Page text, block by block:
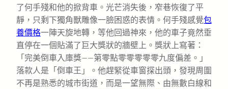
了何手殘和他的掀背車。光芒消失後，窄巷恢復了平
靜，只剩下獨角獸雕像一臉困惑的表情。何手殘感覺包
養價格一陣天旋地轉，等他回過神來，他的車子竟然垂
直停在一個貼滿了巨大獎狀的牆壁上。獎狀上寫著：
「完美倒車入庫獎——第零點零零零零零九度偏差。」
落款人是「倒車王」。他趕緊從車窗探出頭，發現周圍
不再是熟悉的城市街道，而是一望無際、由無數白線和